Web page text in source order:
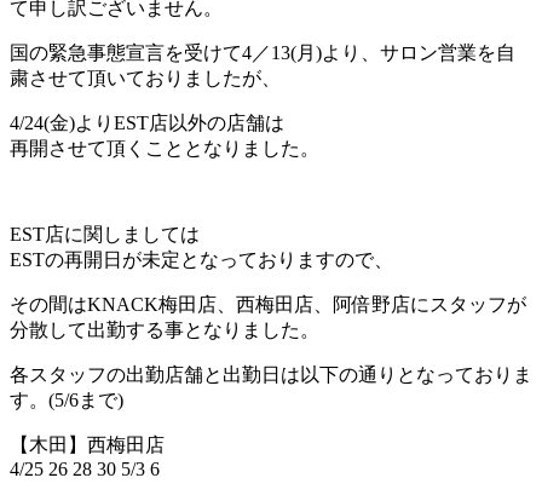
て申し訳ございません。
国の緊急事態宣言を受けて4／13(月)より、 サロン営業を自
粛させて頂いておりましたが、
4/24(金)より EST店以外の店舗は
再開させて頂くこととなりました。
EST店に関しましては
ESTの再開日が未定となっておりますので、
その間はKNACK梅田店、西梅田店、阿倍野店にスタッフが
分散して出勤する事となりました。
各スタッフの出勤店舗と出勤日は以下の通りと なっておりま
す。(5/6まで)
【木田】西梅田店
4/25 26 28 30 5/3 6